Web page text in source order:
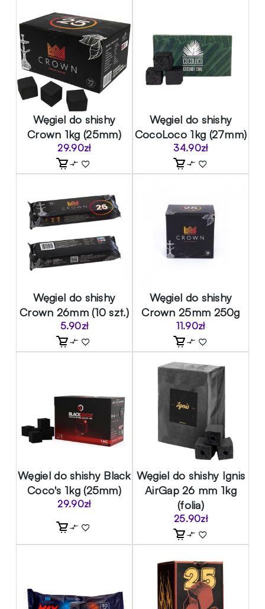
Węgiel do shishy
Crown 1kg (25mm)
29.90zł
Węgiel do shishy
CocoLoco 1kg (27mm)
34.90zł
Węgiel do shishy
Crown 26mm (10 szt.)
5.90zł
Węgiel do shishy
Crown 25mm 250g
11.90zł
Węgiel do shishy Black
Coco's 1kg (25mm)
29.90zł
Węgiel do shishy Ignis
AirGap 26 mm 1kg
(folia)
25.90zł